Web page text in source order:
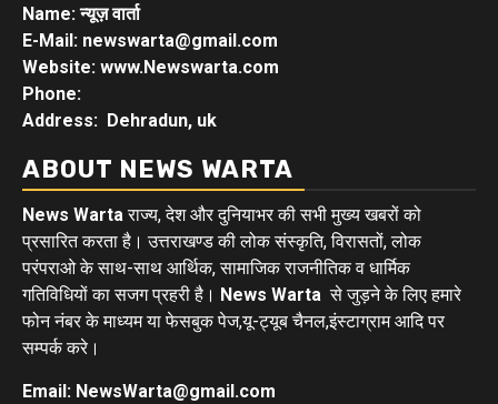
Name: न्यूज़ वार्ता
E-Mail: newswarta@gmail.com
Website: www.Newswarta.com
Phone:
Address: Dehradun, uk
ABOUT NEWS WARTA
News Wartaराज्य, देश और दुनियाभर की सभी मुख्य खबरों को
प्रसारित करता है। उत्तराखण्ड की लोक संस्कृति, विरासतों, लोक
परंपराओ के साथ-साथ आर्थिक, सामाजिक राजनीतिक व धार्मिक
गतिविधियों का सजग प्रहरी है। News Warta से जुड़ने के लिए हमारे
फोन नंबर के माध्यम या फेसबुक पेज,यू-ट्यूब चैनल,इंस्टाग्राम आदि पर
सम्पर्क करे।
Email: NewsWarta@gmail.com